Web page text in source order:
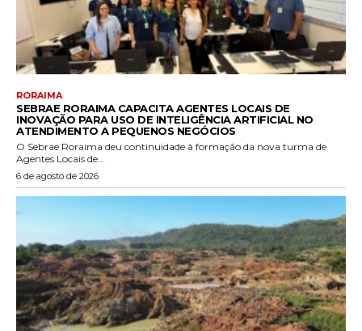
RORAIMA
SEBRAE RORAIMA CAPACITA AGENTES LOCAIS DE
INOVAÇÃO PARA USO DE INTELIGÊNCIA ARTIFICIAL NO
ATENDIMENTO A PEQUENOS NEGÓCIOS
O Sebrae Roraima deu continuidade à formação da nova turma de
Agentes Locais de...
6 de agosto de 2026